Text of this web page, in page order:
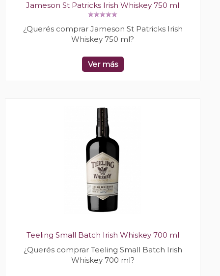
Jameson St Patricks Irish Whiskey 750 ml
¿Querés comprar Jameson St Patricks Irish
Whiskey 750 ml?
Ver más
Teeling Small Batch Irish Whiskey 700 ml
¿Querés comprar Teeling Small Batch Irish
Whiskey 700 ml?